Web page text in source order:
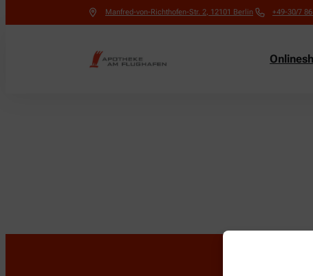
Manfred-von-Richthofen-Str. 2, 12101 Berlin +49-30/7